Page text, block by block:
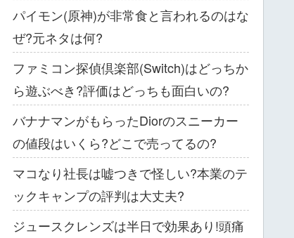
パイモン(原神)が非常食と言われるのはな
ぜ?元ネタは何?
ファミコン探偵倶楽部(Switch)はどっちか
ら遊ぶべき?評価はどっちも面白いの?
バナナマンがもらったDiorのスニーカー
の値段はいくら?どこで売ってるの?
マコなり社長は嘘つきで怪しい?本業のテ
ックキャンプの評判は大丈夫?
ジュースクレンズは半日で効果あり!頭痛